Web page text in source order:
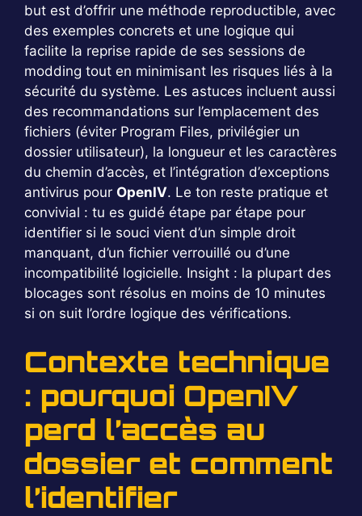
but est d’offrir une méthode reproductible, avec
des exemples concrets et une logique qui
facilite la reprise rapide de ses sessions de
modding tout en minimisant les risques liés à la
sécurité du système. Les astuces incluent aussi
des recommandations sur l’emplacement des
fichiers (éviter Program Files, privilégier un
dossier utilisateur), la longueur et les caractères
du chemin d’accès, et l’intégration d’exceptions
antivirus pour OpenIV. Le ton reste pratique et
convivial : tu es guidé étape par étape pour
identifier si le souci vient d’un simple droit
manquant, d’un fichier verrouillé ou d’une
incompatibilité logicielle. Insight : la plupart des
blocages sont résolus en moins de 10 minutes
si on suit l’ordre logique des vérifications.
Contexte technique
: pourquoi OpenIV
perd l’accès au
dossier et comment
l’identifier